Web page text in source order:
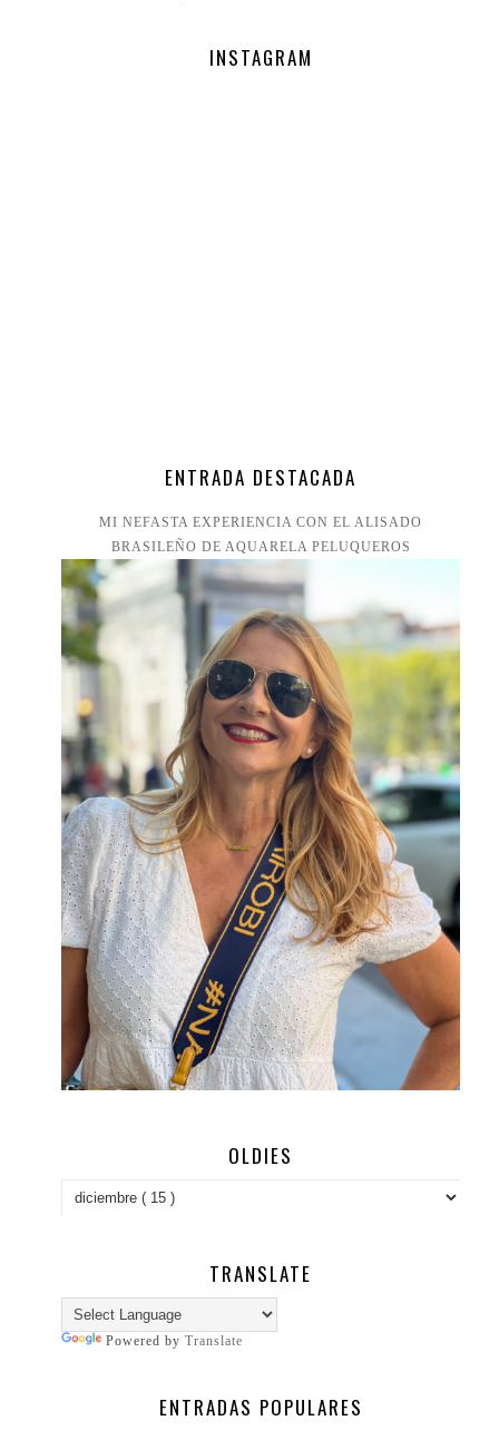
INSTAGRAM
ENTRADA DESTACADA
MI NEFASTA EXPERIENCIA CON EL ALISADO
BRASILEÑO DE AQUARELA PELUQUEROS
OLDIES
TRANSLATE
Powered by Translate
ENTRADAS POPULARES